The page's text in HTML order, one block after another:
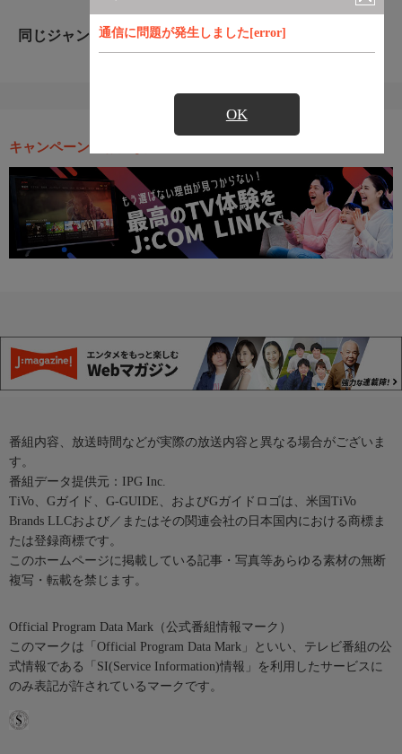
通信に問題が発生しました[error]
OK
同じジャンルのおすすめ番組
キャンペーン・お得な情報
番組内容、放送時間などが実際の放送内容と異なる場合がございま
す。
番組データ提供元：IPG Inc.
TiVo、Gガイド、G-GUIDE、およびGガイドロゴは、米国TiVo
Brands LLCおよび／またはその関連会社の日本国内における商標ま
たは登録商標です。
このホームページに掲載している記事・写真等あらゆる素材の無断
複写・転載を禁じます。
Official Program Data Mark（公式番組情報マーク）
このマークは「Official Program Data Mark」といい、テレビ番組の公
式情報である「SI(Service Information)情報」を利用したサービスに
のみ表記が許されているマークです。